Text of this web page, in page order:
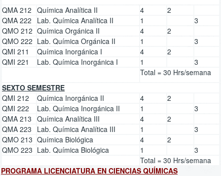
QMA 212 Química Analítica II 4
2
QMA 222
Lab. Química Analítica II 1
3
QMO 212 Química Orgánica II 4
2
QMO 222 Lab. Química Orgánica II 1
3
QMI 211
Química Inorgánica I 4
2
QMI 221
Lab. Química Inorgánica I 1
3
Total = 30 Hrs/semana
SEXTO SEMESTRE
QMI 212
Química Inorgánica II 4
2
QMI 222
Lab. Química Inorgánica II 1
3
QMA 213 Química Analítica III 4
2
QMA 223
Lab. Química Analítica III 1
3
QMO 213 Química Biológica 4
2
QMO 223 Lab. Química Biológica 1
3
Total = 30 Hrs/semana
PROGRAMA LICENCIATURA EN CIENCIAS QUÍMICAS